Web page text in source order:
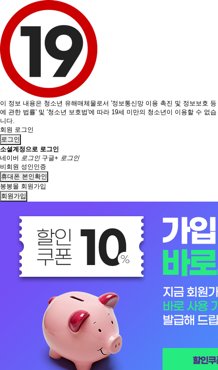
이 정보 내용은 청소년 유해매체물로서 '정보통신망 이용 촉진 및 정보보호 등
에 관한 법률' 및 '청소년 보호법'에 따라 19세 미만의 청소년이 이용할 수 없습
니다.
회원 로그인
로그인
소셜계정으로 로그인
네이버 로그인 구글+ 로그인
비회원 성인인증
휴대폰 본인확인
봉봉몰 회원가입
회원가입